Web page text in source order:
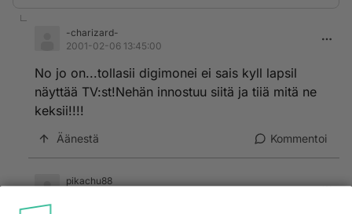
-charizard-
2001-02-06 13:45:00
No jo on...tollasii digimonei ei sais kyll lapsil
näyttää TV:st!Nehän innostuu siitä ja tiiä mitä ne
keksii!!!!
Äänestä Kommentoi
pikachu88